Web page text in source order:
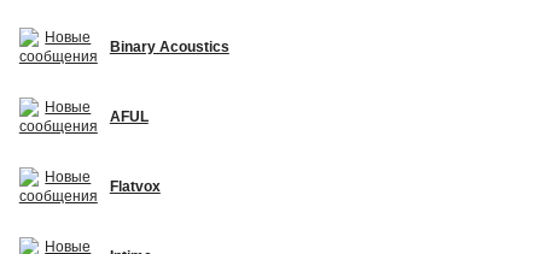
Binary Acoustics
AFUL
Flatvox